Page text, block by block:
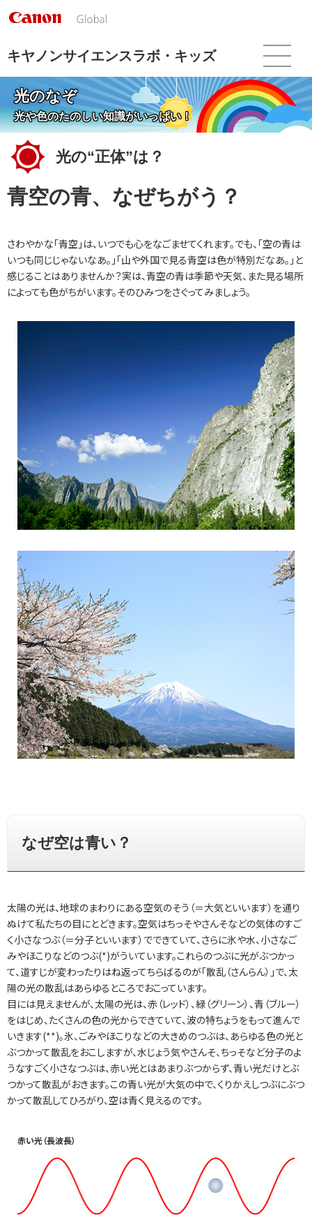
ー
文
へ
ま
キヤノンサイエンスラボ・キッズ
光のなぞ
光や色のたのしい知識がいっぱい！
光の“正体”は？
青空の青、なぜちがう？
さわやかな「青空」は、いつでも心をなごませてくれます。でも、「空の青は
いつも同じじゃないなあ。」「山や外国で見る青空は色が特別だなあ。」と
感じることはありませんか？実は、青空の青は季節や天気、また見る場所
によっても色がちがいます。そのひみつをさぐってみましょう。
なぜ空は青い？
太陽の光は、地球のまわりにある空気のそう（＝大気といいます）を通り
ぬけて私たちの目にとどきます。空気はちっそやさんそなどの気体のすご
く小さなつぶ（＝分子といいます）でできていて、さらに氷や水、小さなご
みやほこりなどのつぶ(*)がういています。これらのつぶに光がぶつかっ
て、道すじが変わったりはね返ってちらばるのが「散乱（さんらん）」で、太
陽の光の散乱はあらゆるところでおこっています。
目には見えませんが、太陽の光は、赤（レッド）、緑（グリーン）、青（ブルー）
をはじめ、たくさんの色の光からできていて、波の特ちょうをもって進んで
いきます(**)。氷、ごみやほこりなどの大きめのつぶは、あらゆる色の光と
ぶつかって散乱をおこしますが、水じょう気やさんそ、ちっそなど分子のよ
うなすごく小さなつぶは、赤い光とはあまりぶつからず、青い光だけとぶ
つかって散乱がおきます。この青い光が大気の中で、くりかえしつぶにぶつ
かって散乱してひろがり、空は青く見えるのです。
赤い光（長波長）